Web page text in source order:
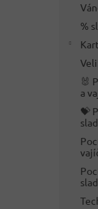
%
🐰
a
💝